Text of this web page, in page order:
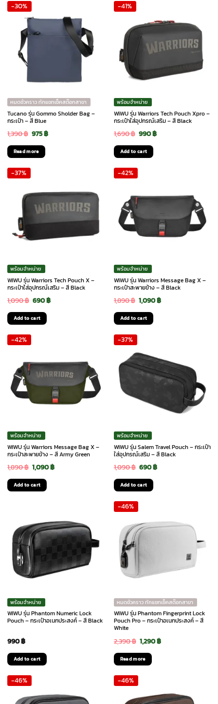
-30%
หมดชั่วคราว ทักแชทเช็คสต๊อกสาขา
Tucano รุ่น Gommo Sholder Bag –
กระเป๋า – สี Blue
1,390฿ Original
price
was:
975฿Current
Read more
-41%
พร้อมจำหน่าย
WiWU รุ่น Warriors Tech Pouch Xpro –
กระเป๋าใส่อุปกรณ์เสริม – สี Black
1,690฿ Original
price
was:
990฿Current
Add to cart
-37%
พร้อมจำหน่าย
WiWU รุ่น Warriors Tech Pouch X –
กระเป๋าใส่อุปกรณ์เสริม – สี Black
1,090฿ Original
price
was:
690฿Current
Add to cart
-42%
พร้อมจำหน่าย
WiWU รุ่น Warriors Message Bag X –
กระเป๋าสะพายข้าง – สี Black
1,890฿ Original
price
was:
1,090฿Current
Add to cart
-42%
พร้อมจำหน่าย
WiWU รุ่น Warriors Message Bag X –
กระเป๋าสะพายข้าง – สี Army Green
1,890฿ Original
price
was:
1,090฿Current
Add to cart
-37%
พร้อมจำหน่าย
WiWU รุ่น Salem Travel Pouch – กระเป๋า
ใส่อุปกรณ์เสริม – สี Black
1,090฿ Original
price
was:
690฿Current
Add to cart
พร้อมจำหน่าย
WiWU รุ่น Phantom Numeric Lock
Pouch – กระเป๋าอเนกประสงค์ – สี Black
990฿
Add to cart
-46%
หมดชั่วคราว ทักแชทเช็คสต๊อกสาขา
WiWU รุ่น Phantom Fingerprint Lock
Pouch Pro – กระเป๋าอเนกประสงค์ – สี
White
2,390฿ Original
price
was:
1,290฿Current
Read more
-46% -46%